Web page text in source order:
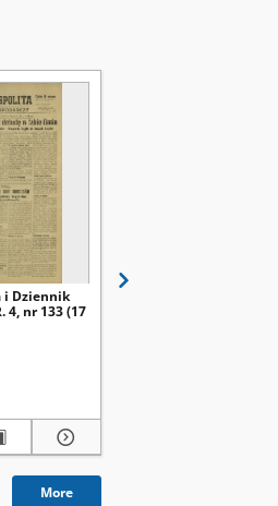
i Dziennik
4, nr 133 (17
More